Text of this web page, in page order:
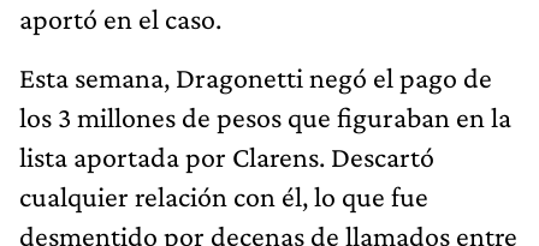
aportó en el caso.
Esta semana, Dragonetti negó el pago de
los 3 millones de pesos que figuraban en la
lista aportada por Clarens. Descartó
cualquier relación con él, lo que fue
desmentido por decenas de llamados entre